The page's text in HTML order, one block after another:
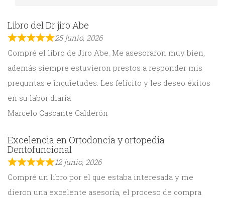
Libro del Dr jiro Abe
25 junio, 2026
Compré el libro de Jiro Abe. Me asesoraron muy bien,
además siempre estuvieron prestos a responder mis
preguntas e inquietudes. Les felicito y les deseo éxitos
en su labor diaria
Marcelo Cascante Calderón
Excelencia en Ortodoncia y ortopedia
Dentofuncional
12 junio, 2026
Compré un libro por el que estaba interesada y me
dieron una excelente asesoría, el proceso de compra